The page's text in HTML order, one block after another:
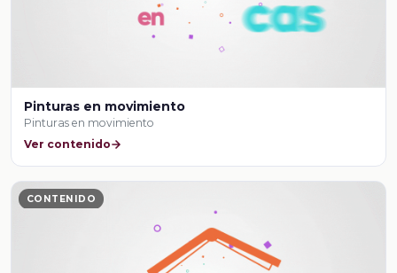
Pinturas en movimiento
Pinturas en movimiento
Ver contenido
CONTENIDO